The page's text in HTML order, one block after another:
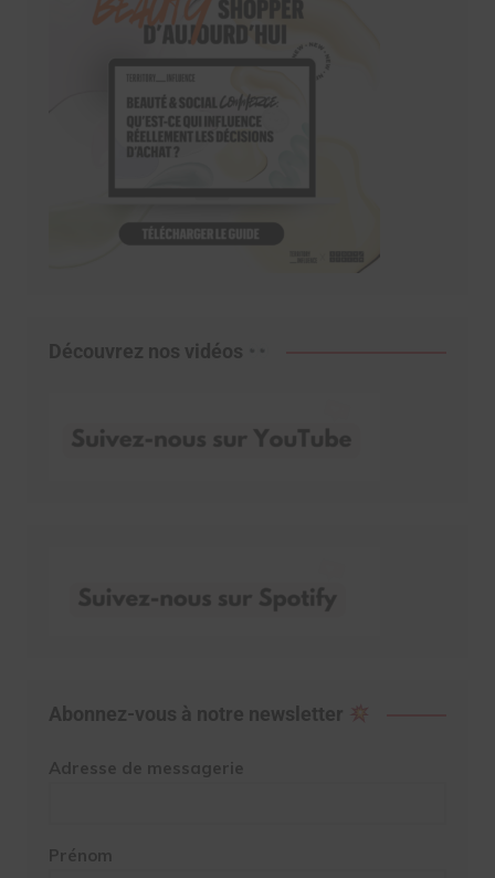
Découvrez nos vidéos
Abonnez-vous à notre newsletter
Adresse de messagerie
Prénom